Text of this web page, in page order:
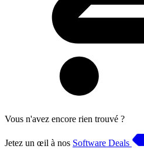
Vous n'avez encore rien trouvé ?
Jetez un œil à nos Software Deals